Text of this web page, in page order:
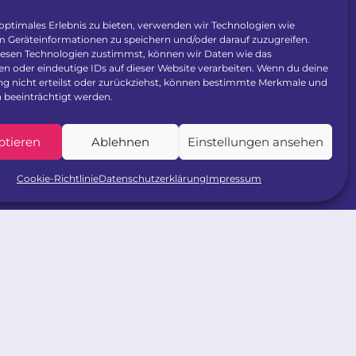
Erlebnis zu bieten, verwenden wir Technologien wie
Geräteinformationen zu speichern und/oder darauf zuzugreifen.
Technologien zustimmst, können wir Daten wie das
oder eindeutige IDs auf dieser Website verarbeiten. Wenn du deine
nicht erteilst oder zurückziehst, können bestimmte Merkmale und
beeinträchtigt werden.
Ablehnen Einstellungen ansehen
Cookie-RichtlinieDatenschutzerklärungImpressum